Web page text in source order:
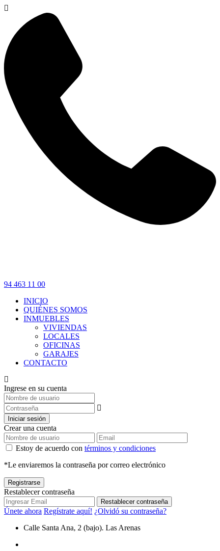
94 463 11 00
INICIO
QUIÉNES SOMOS
INMUEBLES
VIVIENDAS
LOCALES
OFICINAS
GARAJES
CONTACTO
Ingrese en su cuenta
Iniciar sesión
Crear una cuenta
Estoy de acuerdo con términos y condiciones
*Le enviaremos la contraseña por correo electrónico
Registrarse
Restablecer contraseña
Restablecer contraseña
Únete ahora Regístrate aquí! ¿Olvidó su contraseña?
Calle Santa Ana, 2 (bajo). Las Arenas